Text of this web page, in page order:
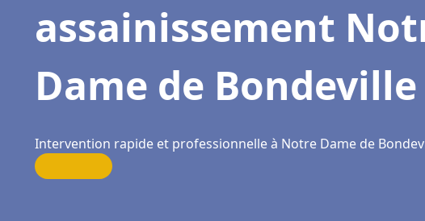
assainissement
Dame de Bondeville
Intervention rapide et professionnelle à Notre Dame de